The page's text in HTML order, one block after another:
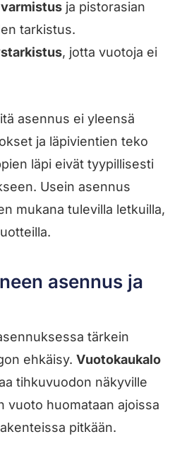
ja pistorasian
tarkistus.
, jotta vuotoja ei
asennus ei yleensä
ja läpivientien teko
läpi eivät tyypillisesti
Usein asennus
mukana tulevilla letkuilla,
asennus ja
tärkein
ehkäisy. Vuotokaukalo
tihkuvuodon näkyville
vuoto huomataan ajoissa
pitkään.